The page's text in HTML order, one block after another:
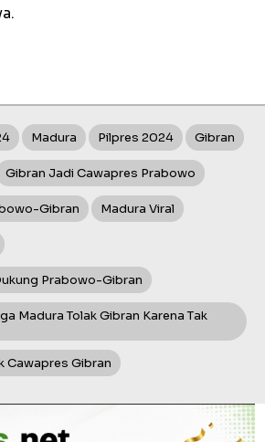
Madura Pilpres 2024 Gibran
Gibran Jadi Cawapres Prabowo
Gibran Madura Viral
Prabowo-Gibran
Madura Tolak Gibran Karena Tak
Cawapres Gibran